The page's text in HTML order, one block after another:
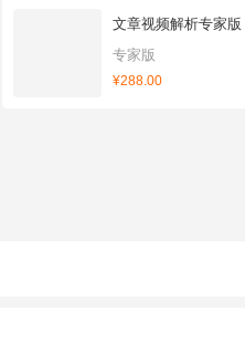
文章视频解析专家版
专家版
¥288.00